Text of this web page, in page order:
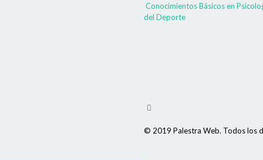
Conocimientos Básicos en
del Deporte
© 2019 Palestra Web. Todos los